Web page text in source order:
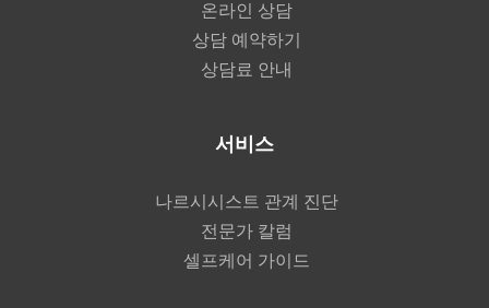
온라인 상담
상담 예약하기
상담료 안내
서비스
나르시시스트 관계 진단
전문가 칼럼
셀프케어 가이드